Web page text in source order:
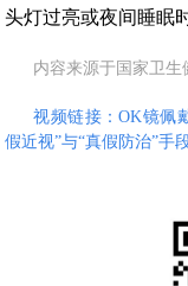
头灯过亮或夜间睡眠
内容来源于国家卫
视频链接：OK镜佩
假近视”与“真假防治”手